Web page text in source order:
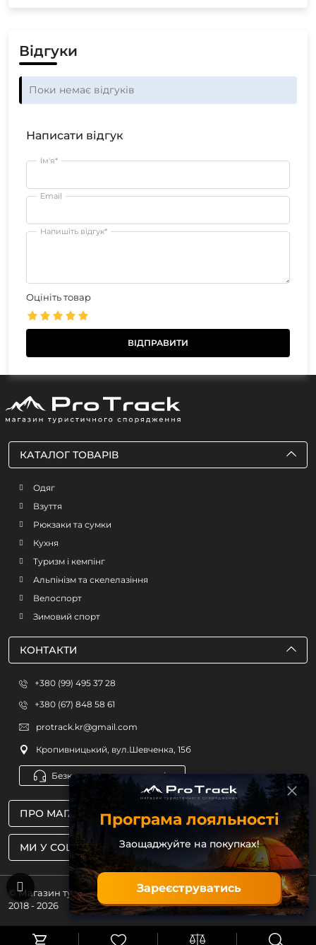
Відгуки
Поки немає відгуків
Написати відгук
Ім'я*
Email
Напишіть відгук*
Оцініть товар
МИ У СОЦМЕРЕЖАХ
ПРО МАГАЗИН
КАТАЛОГ ТОВАРІВ
Одяг
Взуття
Рюкзаки та сумки
Кухня
Туризм і кемпінг
Альпінізм та скелелазіння
Велоспорт
Зимовий спорт
КОНТАКТИ
+380 (99) 495 37 28
+380 (67) 848 58 61
protrack.kr@gmail.com
Кропивницький, вул.Шевченка, 15б
Безкоштовна консультація
© Магазин туристичного спорядження ProTrack
2018 - 2026
Програма лояльності
Заощаджуйте на покупках!
Зареєструватись